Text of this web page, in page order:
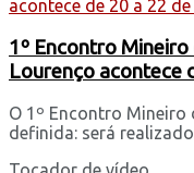
1º Encontro
Lourenço acontece
O 1º Encontro
definida: será